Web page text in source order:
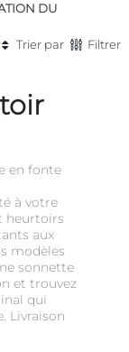
DU
Trier par
Filtrer
en fonte
à votre
heurtoirs
aux
modèles
sonnette
et trouvez
qui
Livraison